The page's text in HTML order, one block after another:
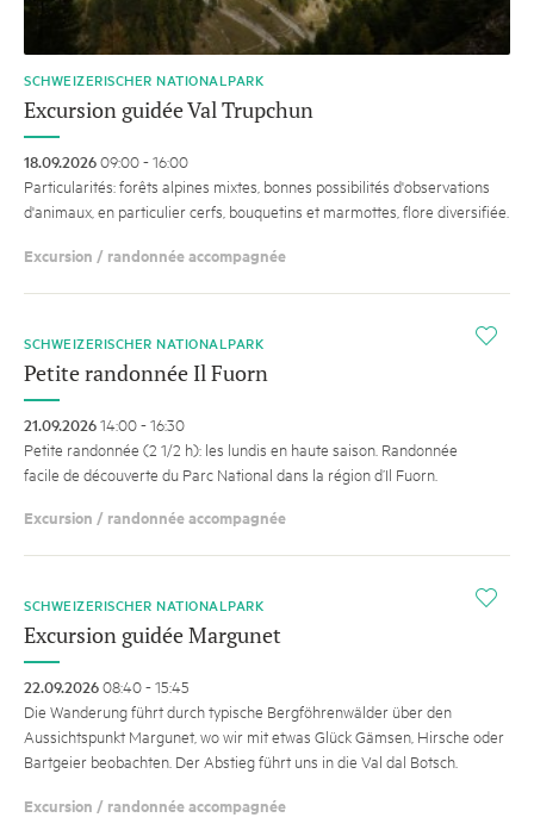
SCHWEIZERISCHER NATIONALPARK
Excursion guidée Val Trupchun
18.09.202609:00 - 16:00
Particularités: forêts alpines mixtes, bonnes possibilités d'observations
d'animaux, en particulier cerfs, bouquetins et marmottes, flore diversifiée.
Excursion / randonnée accompagnée
i
SCHWEIZERISCHER NATIONALPARK
Petite randonnée Il Fuorn
21.09.202614:00 - 16:30
Petite randonnée (2 1/2 h): les lundis en haute saison. Randonnée
facile de découverte du Parc National dans la région d’Il Fuorn.
Excursion / randonnée accompagnée
i
SCHWEIZERISCHER NATIONALPARK
Excursion guidée Margunet
22.09.202608:40 - 15:45
Die Wanderung führt durch ­typische Bergföhrenwälder über den
Aussichtspunkt Margunet, wo wir mit etwas Glück Gämsen, Hirsche oder
Bartgeier beobachten. Der Abstieg führt uns in die Val dal Botsch.
Excursion / randonnée accompagnée